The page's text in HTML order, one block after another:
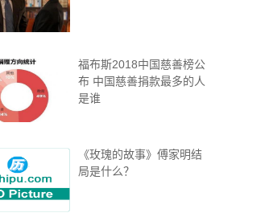
福布斯2018中国慈善榜公
布 中国慈善捐款最多的人
是谁
《玫瑰的故事》傅家明结
局是什么？